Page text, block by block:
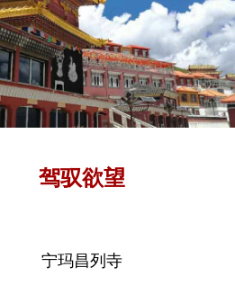
驾驭欲望
宁玛昌列寺